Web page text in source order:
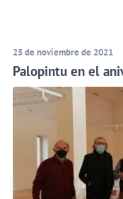
25 de noviembre de 2021
Palopintu en el